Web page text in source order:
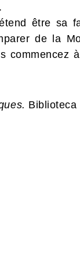
être sa
de la
commencez
Biblioteca